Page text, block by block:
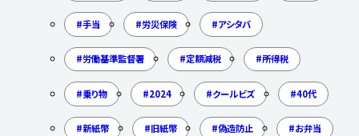
手当 労災保険 アシタバ
労働基準監督署 定額減税 所得税
乗り物 2024 クールビズ 40代
新紙幣 旧紙幣 偽造防止 お弁当